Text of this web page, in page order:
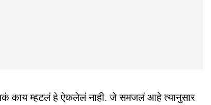
काय म्हटलं हे ऐकलेलं नाही. जे समजलं आहे त्यानुसार